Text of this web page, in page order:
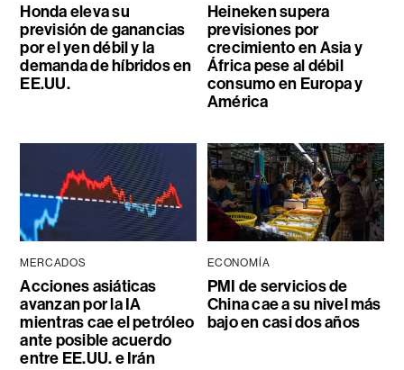
Honda eleva su
previsión de ganancias
por el yen débil y la
demanda de híbridos en
EE.UU.
Heineken supera
previsiones por
crecimiento en Asia y
África pese al débil
consumo en Europa y
América
MERCADOS
Acciones asiáticas
avanzan por la IA
mientras cae el petróleo
ante posible acuerdo
entre EE.UU. e Irán
ECONOMÍA
PMI de servicios de
China cae a su nivel más
bajo en casi dos años